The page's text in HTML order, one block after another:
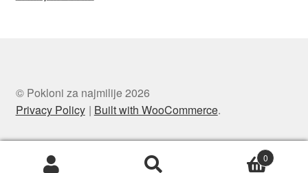
© Pokloni za najmilije 2026
Privacy Policy
Built with WooCommerce.
0